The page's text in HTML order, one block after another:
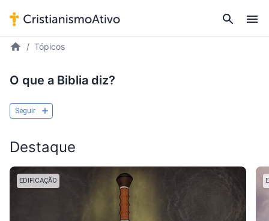
Tópicos
O que a Biblia diz?
Seguir
Destaque
EDIFICAÇÃO